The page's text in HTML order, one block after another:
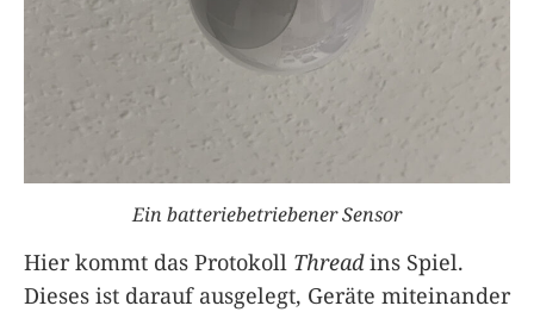
Ein batteriebetriebener Sensor
Hier kommt das Protokoll Threadins Spiel.
Dieses ist darauf ausgelegt, Geräte miteinander